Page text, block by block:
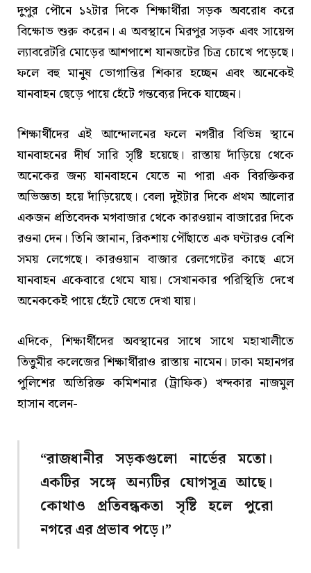
দুপুর পৌনে ১২টার দিকে শিক্ষার্থীরা সড়ক অবরোধ করে
বিক্ষোভ শুরু করেন। এ অবস্থানে মিরপুর সড়ক এবং সায়েন্স
ল্যাবরেটরি মোড়ের আশপাশে যানজটের চিত্র চোখে পড়েছে।
ফলে বহু মানুষ ভোগান্তির শিকার হচ্ছেন এবং অনেকেই
যানবাহন ছেড়ে পায়ে হেঁটে গন্তব্যের দিকে যাচ্ছেন।
শিক্ষার্থীদের এই আন্দোলনের ফলে নগরীর বিভিন্ন স্থানে
যানবাহনের দীর্ঘ সারি সৃষ্টি হয়েছে। রাস্তায় দাঁড়িয়ে থেকে
অনেকের জন্য যানবাহনে যেতে না পারা এক বিরক্তিকর
অভিজ্ঞতা হয়ে দাঁড়িয়েছে। বেলা দুইটার দিকে প্রথম আলোর
একজন প্রতিবেদক মগবাজার থেকে কারওয়ান বাজারের দিকে
রওনা দেন। তিনি জানান, রিকশায় পৌঁছাতে এক ঘণ্টারও বেশি
সময় লেগেছে। কারওয়ান বাজার রেলগেটের কাছে এসে
যানবাহন একেবারে থেমে যায়। সেখানকার পরিস্থিতি দেখে
অনেককেই পায়ে হেঁটে যেতে দেখা যায়।
এদিকে, শিক্ষার্থীদের অবস্থানের সাথে সাথে মহাখালীতে
তিতুমীর কলেজের শিক্ষার্থীরাও রাস্তায় নামেন। ঢাকা মহানগর
পুলিশের অতিরিক্ত কমিশনার (ট্রাফিক) খন্দকার নাজমুল
হাসান বলেন-
“রাজধানীর সড়কগুলো নার্ভের মতো।
একটির সঙ্গে অন্যটির যোগসূত্র আছে।
কোথাও প্রতিবন্ধকতা সৃষ্টি হলে পুরো
নগরে এর প্রভাব পড়ে।”